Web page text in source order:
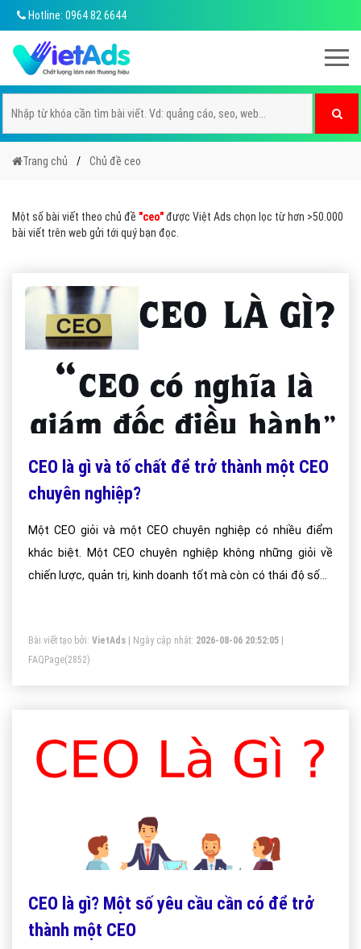
Hotline: 0964 82 6644
Trang chủ Chủ đề ceo
Một số bài viết theo chủ đề "ceo"được Việt Ads chọn lọc từ hơn >50.000
bài viết trên web gửi tới quý bạn đọc.
CEO là gì và tố chất để trở thành một CEO
chuyên nghiệp?
Một CEO giỏi và một CEO chuyên nghiệp có nhiều điểm
khác biệt. Một CEO chuyên nghiệp không những giỏi về
chiến lược, quản trị, kinh doanh tốt mà còn có thái độ sống
luật cao và có bản lĩnh, dám làm dám chịu.
Bài viết tạo bởi: VietAds | Ngày cập nhật: 2026-08-06 20:52:05
FAQPage(2852)
CEO là gì? Một số yêu cầu cần có để trở
thành một CEO